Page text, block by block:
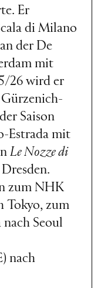
Er
di Milano
der De
mit
26 wird er
Saison
Estrada mit
Le Nozze di
zum NHK
Tokyo, zum
Seoul
nach